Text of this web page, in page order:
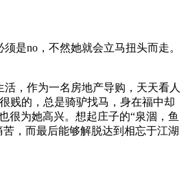
是no，不然她就会立马扭头而走。
，作为一名房地产导购，天天看人
贱的，总是骑驴找马，身在福中却
很为她高兴。想起庄子的“泉涸，鱼
，而最后能够解脱达到相忘于江湖